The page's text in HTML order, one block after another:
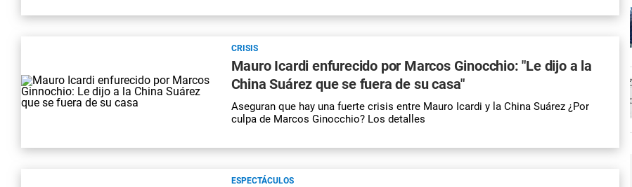
CRISIS
Mauro Icardi enfurecido por Marcos Ginocchio: "Le dijo a la
China Suárez que se fuera de su casa"
Aseguran que hay una fuerte crisis entre Mauro Icardi y la China Suárez ¿Por
culpa de Marcos Ginocchio? Los detalles
ESPECTÁCULOS